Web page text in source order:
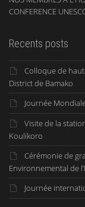
CONFERENCE
Recents posts
Colloque de
District de Bamako
Journée
Visite de la
Koulikoro
Cérémonie de
Environnemental de
Journée